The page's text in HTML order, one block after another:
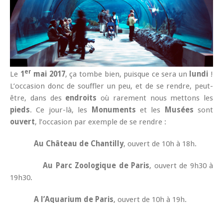
Le 1 er mai 2017, ça tombe bien, puisque ce sera un lundi !
L’occasion donc de souffler un peu, et de se rendre, peut-
être, dans des endroits où rarement nous mettons les
pieds. Ce jour-là, les Monuments et les Musées sont
ouvert, l’occasion par exemple de se rendre :
Au Château de Chantilly, ouvert de 10h à 18h.
Au Parc Zoologique de Paris, ouvert de 9h30 à
19h30.
A l’Aquarium de Paris, ouvert de 10h à 19h.